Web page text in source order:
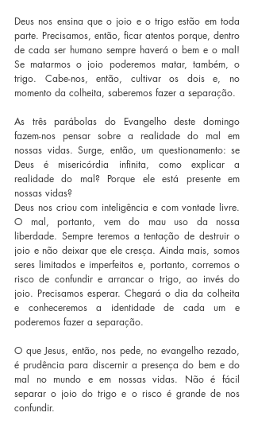
Deus nos ensina que o joio e o trigo estão em toda
parte. Precisamos, então, ficar atentos porque, dentro
de cada ser humano sempre haverá o bem e o mal!
Se matarmos o joio poderemos matar, também, o
trigo. Cabe-nos, então, cultivar os dois e, no
As três parábolas do Evangelho deste domingo
fazem-nos pensar sobre a realidade do mal em
nossas vidas. Surge, então, um questionamento: se
Deus é misericórdia infinita, como explicar a
realidade do mal? Porque ele está presente em
nossas vidas?
Deus nos criou com inteligência e com vontade livre.
O mal, portanto, vem do mau uso da nossa
liberdade. Sempre teremos a tentação de destruir o
joio e não deixar que ele cresça. Ainda mais, somos
seres limitados e imperfeitos e, portanto, corremos o
risco de confundir e arrancar o trigo, ao invés do
joio. Precisamos esperar. Chegará o dia da colheita
e conheceremos a identidade de cada um e
poderemos fazer a separação.
O que Jesus, então, nos pede, no evangelho rezado,
é prudência para discernir a presença do bem e do
mal no mundo e em nossas vidas. Não é fácil
separar o joio do trigo e o risco é grande de nos
confundir.